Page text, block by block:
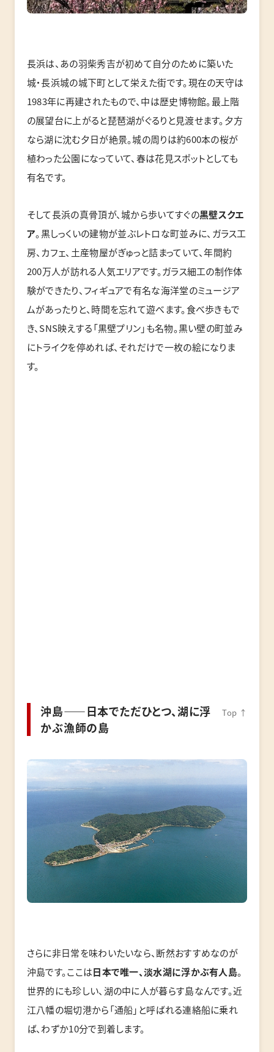
長浜は、あの羽柴秀吉が初めて自分のために築いた
城・長浜城の城下町として栄えた街です。現在の天守は
1983年に再建されたもので、中は歴史博物館。最上階
の展望台に上がると琵琶湖がぐるりと見渡せます。夕方
なら湖に沈む夕日が絶景。城の周りは約600本の桜が
植わった公園になっていて、春は花見スポットとしても
有名です。
そして長浜の真骨頂が、城から歩いてすぐの黒壁スクエ
ア。黒しっくいの建物が並ぶレトロな町並みに、ガラス工
房、カフェ、土産物屋がぎゅっと詰まっていて、年間約
200万人が訪れる人気エリアです。ガラス細工の制作体
験ができたり、フィギュアで有名な海洋堂のミュージア
ムがあったりと、時間を忘れて遊べます。食べ歩きもで
き、SNS映えする「黒壁プリン」も名物。黒い壁の町並み
にトライクを停めれば、それだけで一枚の絵になりま
す。
沖島――日本でただひとつ、湖に浮
かぶ漁師の島
Top ↑
さらに非日常を味わいたいなら、断然おすすめなのが
沖島です。ここは日本で唯一、淡水湖に浮かぶ有人島。
世界的にも珍しい、湖の中に人が暮らす島なんです。近
江八幡の堀切港から「通船」と呼ばれる連絡船に乗れ
ば、わずか10分で到着します。